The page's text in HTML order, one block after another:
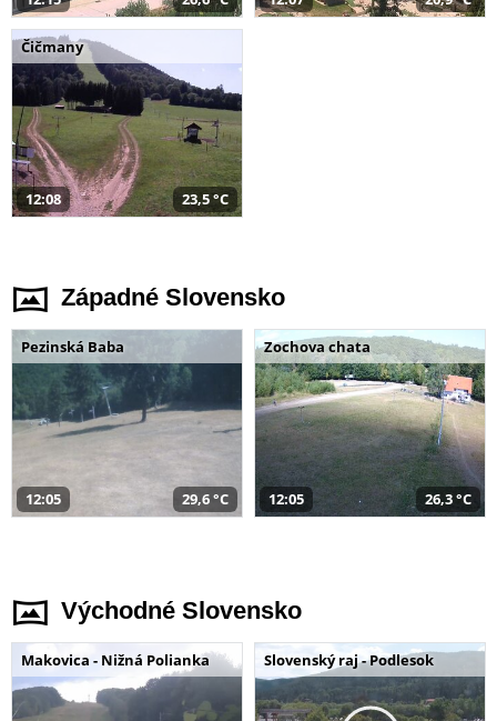
Čičmany
12:08 23,5 °C
Západné Slovensko
Pezinská Baba
12:05 29,6 °C
Zochova chata
12:05 26,3 °C
Východné Slovensko
Makovica - Nižná Polianka Slovenský raj - Podlesok